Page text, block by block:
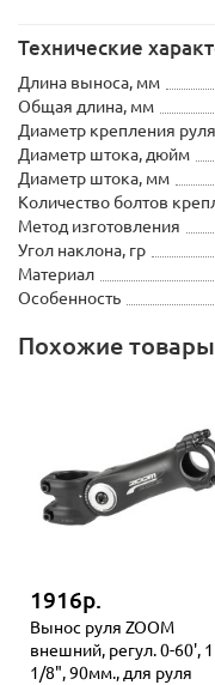
Технические
Длина выноса, мм
Общая длина, мм
Диаметр крепления
Диаметр штока, дюйм
Диаметр штока, мм
Количество болтов
Метод изготовления
Угол наклона, гр
Материал
Особенность
Похожие товары
1916р.
Вынос руля ZOOM
внешний, регул. 0-60', 1
1/8", 90мм., для руля